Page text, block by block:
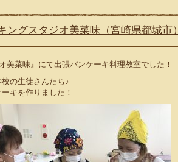
グスタジオ美菜味（宮崎県都城市）
菜味』にて出張パンケーキ料理教室でした！
の生徒さんたち♪
キを作りました！